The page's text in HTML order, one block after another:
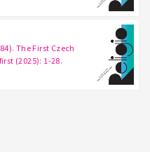
The First Czech
(2025): 1-28.